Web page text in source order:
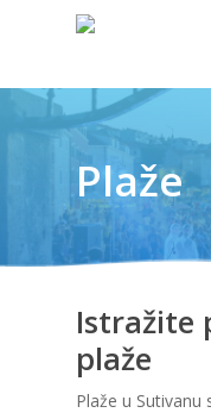
Hit enter to
Plaže
Istražite
plaže
Plaže u Sutivanu